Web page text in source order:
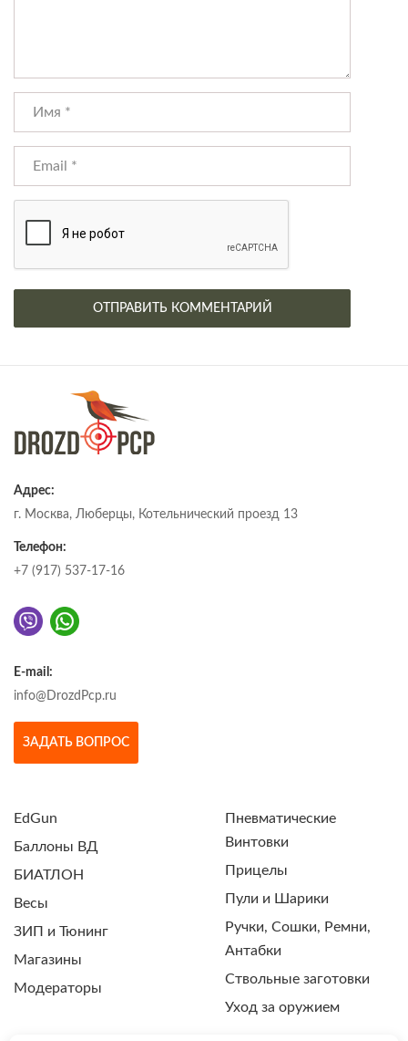
Адрес:
г. Москва, Люберцы, Котельнический проезд 13
Телефон:
+7 (917) 537-17-16
E-mail:
info@DrozdPcp.ru
ЗАДАТЬ ВОПРОС
EdGun
Баллоны ВД
БИАТЛОН
Весы
ЗИП и Тюнинг
Магазины
Модераторы
Пневматические
Винтовки
Прицелы
Пули и Шарики
Ручки, Сошки, Ремни,
Антабки
Ствольные заготовки
Уход за оружием